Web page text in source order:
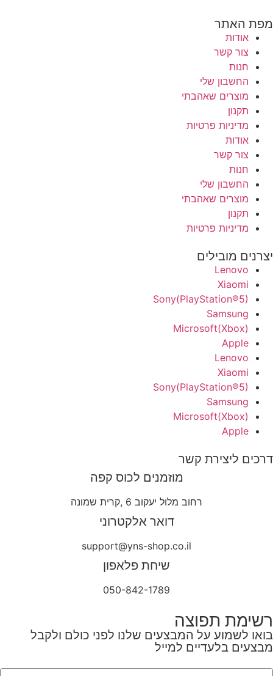
מפת האתר
אודות
צור קשר
חנות
החשבון שלי
מוצרים שאהבתי
תקנון
מדיניות פרטיות
אודות
צור קשר
חנות
החשבון שלי
מוצרים שאהבתי
תקנון
מדיניות פרטיות
יצרנים מובילים
Lenovo
Xiaomi
Sony(PlayStation®5)
Samsung
Microsoft(Xbox)
Apple
Lenovo
Xiaomi
Sony(PlayStation®5)
Samsung
Microsoft(Xbox)
Apple
דרכים ליצירת קשר
מוזמנים לכוס קפה
רחוב מלול יעקוב 6 ,קרית שמונה
דואר אלקטרוני
support@yns-shop.co.il
שיחת פלאפון
050-842-1789
רשימת תפוצה
בואו לשמוע על המבצעים שלנו לפני כולם ולקבל
מבצעים בלעדיים למייל